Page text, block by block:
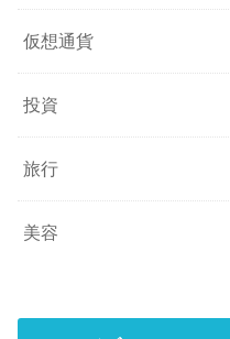
仮想通貨
投資
旅行
美容